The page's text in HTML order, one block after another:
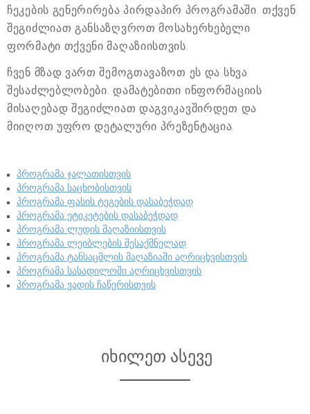
ჩეკების გენერირება პირდაპირ პროგრამაში. თქვენ
შეგიძლიათ განსაზღვროთ მოსახერხებელი
ფორმატი თქვენი მაღაზიისთვის.
ჩვენ მზად ვართ შემოგთავაზოთ ეს და სხვა
შესაძლებლობები. დამატებითი ინფორმაციის
მისაღებად შეგიძლიათ დაგვიკავშირდეთ და
მიიღოთ უფრო დეტალური პრეზენტაცია.
პროგრამა ჯალათისთვის
პროგრამა საცხობისთვის
პროგრამა ფასის ტეგების დასაბეჭდად
პროგრამა ეტიკეტების დასაბეჭდად
პროგრამა ლუდის მაღაზიისთვის
პროგრამა ლეიბლების შესაქმნელად
პროგრამა ტანსაცმლის მაღაზიაში აღრიცხვისთვის
პროგრამა სასადილოში აღრიცხვისთვის
პროგრამა ვადის ჩაწერისთვის
იხილეთ ასევე